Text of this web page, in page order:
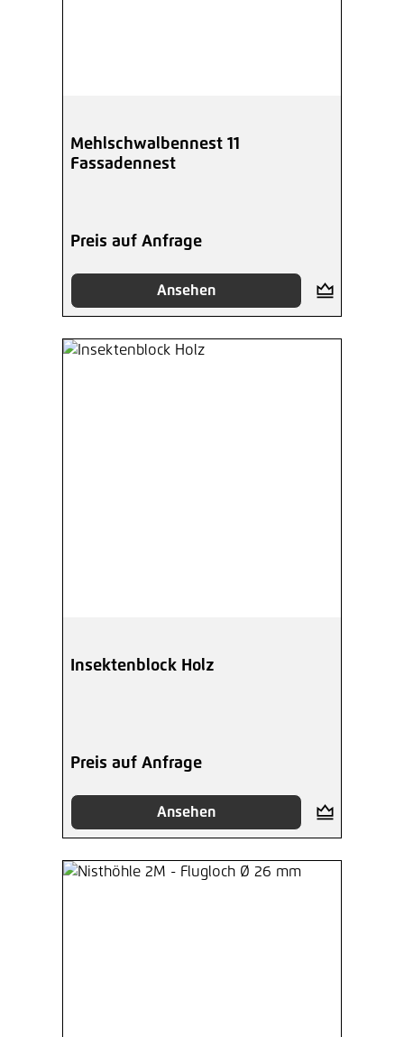
Mehlschwalbennest 11
Fassadennest
Preis auf Anfrage
Ansehen
Insektenblock Holz
Preis auf Anfrage
Ansehen